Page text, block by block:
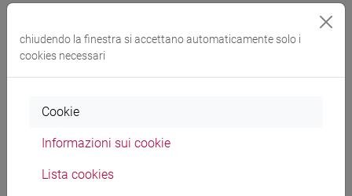
Programma
Docenti
chiudendo la finestra si accettano automaticamente solo i
cookies necessari
Cookie
Informazioni sui cookie
Lista cookies